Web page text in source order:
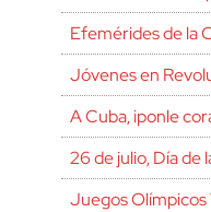
Efemérides de la
Jóvenes en
A Cuba, ¡ponle
26 de julio, Día de
Juegos